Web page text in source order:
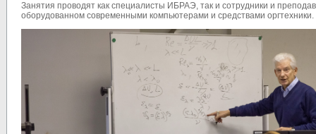
Занятия проводят как специалисты ИБРАЭ, так и сотрудники и
оборудованном современными компьютерами и средствами оргтехники.